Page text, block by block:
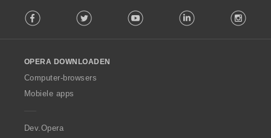
o
w
O
p
a
Facebook Twitter Youtube LinkedIn
OPERA DOWNLOADEN
Computer-browsers
Mobiele apps
Dev.Opera